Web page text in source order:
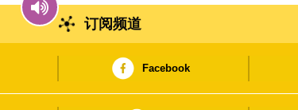
订阅频道
Facebook